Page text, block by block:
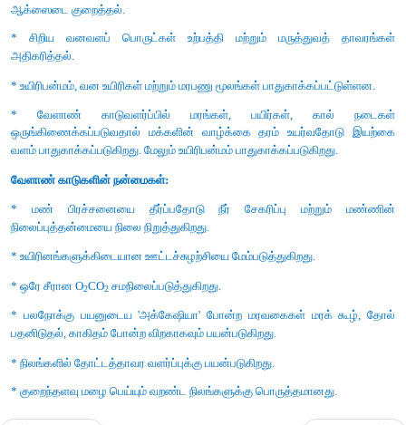
* தாவரத் தொகுப்பை மீட்டெடுக்கச் சரியான தாவரங்களை
இல்லாத பகுதியிலும் காடு அல்லாத நிலங்களிலும் தாவரங்கள்
* எ.கா: அணைகளின் சரிவுகளில் உருவாக்கப்படும்
வழிந்தோடுதல் மண் அரிப்பு மண் படிதல் போன்றவற்றைக்
மேலும் கார்பன், நீர் சேமிப்பையும் அளிக்கிறது.
* ஒரு தனி மனிதன் அடர்ந்த காட்டை உருவாக் கினார். ஜாதவ்
(1963 ஆம் ஆண்டு பிறந்தவர்) என்ற சுற்றுச் சூழல் ஆர்வலர் தனி
வெற்று பயன்படாத நிலத்தின் மத்தியில் தாவரங்களை நடவு
உருவாக்கினார்.
* இந்தியாவின் வன மனிதன் என்றழைக்கப்படும் இவர்
நதிகளில் ஒன்றான பிரம்மபுத்திராவில் அமைந்துள்ள உலகத்தின்
தீவான மஜீலியை அடர்ந்த காடுகளாக மாற்றியதன்
மிருகங்கள், மான்கள், யானைகள், புலிகள் மற்றும் பறவைகளின்
* ஜவஹர்லால் நேரு பல்கலைக் கழகத்தின் முன்னாள் துணைவேந்தர்